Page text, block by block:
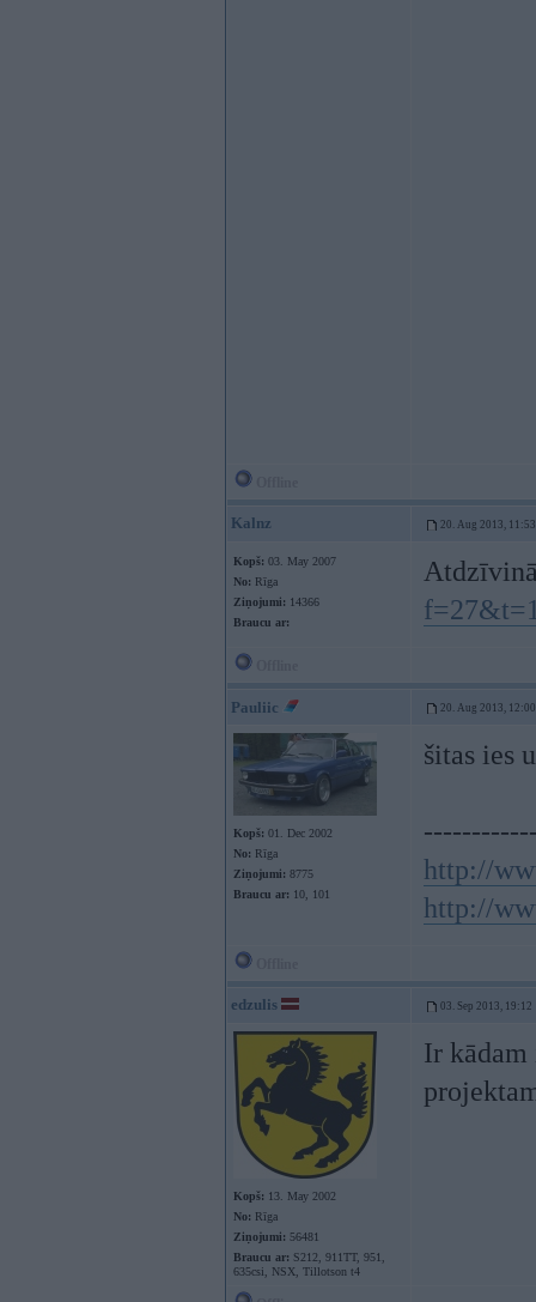
Kalnz 20. Aug 2013, 11:53
Kopš: 03. May 2007
No: Rīga
Ziņojumi: 14366
Braucu ar:
Pauliic 20. Aug 2013, 12:00
Kopš: 01. Dec 2002
No: Rīga
Ziņojumi: 8775
Braucu ar: 10, 101
šitas ies
http://
http://
edzulis 03. Sep 2013, 19:12
Kopš: 13. May 2002
No: Rīga
Ziņojumi: 56481
Braucu ar: S212, 911TT, 951,
635csi, NSX, Tillotson t4
Ir kādam